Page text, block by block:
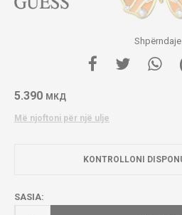
Shpërndaje
5.390 МКД
Më njoftoni për një ulje
KONTROLLONI
SASIA: